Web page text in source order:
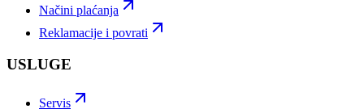
Načini plaćanja
Reklamacije i povrati
USLUGE
Servis